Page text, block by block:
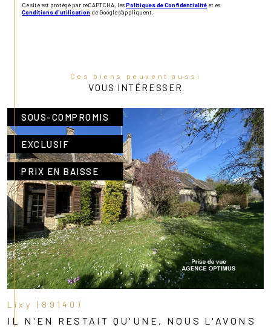
Ce site est protégé par reCAPTCHA, lesPolitiques de Confidentialité et es
Conditions d'utilisation de Google s'appliquent.
Ces biens peuvent aussi
VOUS INTÉRESSER
SOUS-COMPROMIS
EXCLUSIF
PRIX EN BAISSE
Lixy (89140)
IL N'EN RESTAIT QU'UNE, NOUS L'AVONS